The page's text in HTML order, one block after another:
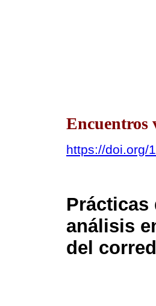
Encuentros
https://doi.org/
Prácticas
análisis
del